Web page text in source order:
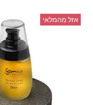
אזל מהמלאי